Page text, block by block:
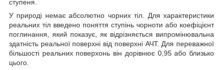
ступеня.
У природі немає абсолютно чорних тіл. Для характеристики
реальних тіл введено поняття ступінь чорноти або коефіцієнт
поглинання, який показує, як відрізняється випромінювальна
здатність реальної поверхні від поверхні АЧТ. Для переважної
більшості реальних поверхонь він дорівнює 0,95 або близько
цього.